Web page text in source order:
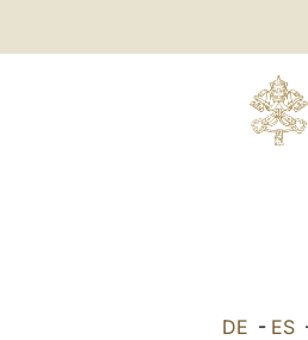
DE - ES